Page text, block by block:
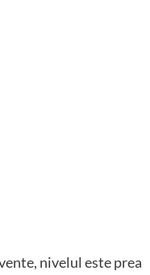
nivelul este prea